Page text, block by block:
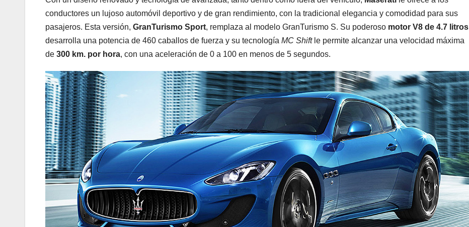
conductores un lujoso automóvil deportivo y de gran rendimiento, con la tradicional elegancia y comodidad para sus
pasajeros. Esta versión, GranTurismo Sport, remplaza al modelo GranTurismo S. Su poderoso motor V8 de 4.7 litros
desarrolla una potencia de 460 caballos de fuerza y su tecnología MC Shiftle permite alcanzar una velocidad máxima
de 300 km. por hora, con una aceleración de 0 a 100 en menos de 5 segundos.